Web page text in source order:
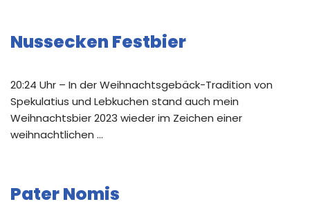
Nussecken Festbier
20:24 Uhr – In der Weihnachtsgebäck-Tradition von
Spekulatius und Lebkuchen stand auch mein
Weihnachtsbier 2023 wieder im Zeichen einer
weihnachtlichen …
Pater Nomis